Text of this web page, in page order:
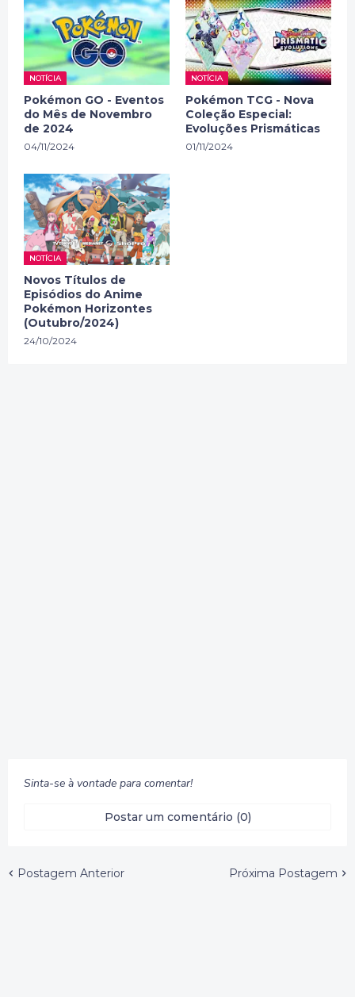
NOTÍCIA
Pokémon GO - Eventos
do Mês de Novembro
de 2024
04/11/2024
NOTÍCIA
Pokémon TCG - Nova
Coleção Especial:
Evoluções Prismáticas
01/11/2024
NOTÍCIA
Novos Títulos de
Episódios do Anime
Pokémon Horizontes
(Outubro/2024)
24/10/2024
Sinta-se à vontade para comentar!
Postar um comentário (0)
Postagem Anterior Próxima Postagem